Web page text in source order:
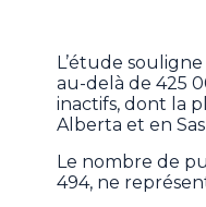
L’étude
au-delà de 425
inactifs, dont la
Alberta et en
Le nombre de
494, ne